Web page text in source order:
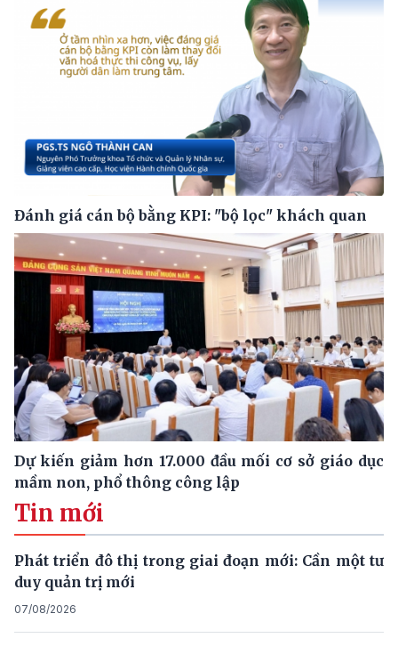
Đánh giá cán bộ bằng KPI: "bộ lọc" khách quan
Dự kiến giảm hơn 17.000 đầu mối cơ sở giáo dục
mầm non, phổ thông công lập
Tin mới
Phát triển đô thị trong giai đoạn mới: Cần một tư
duy quản trị mới
07/08/2026